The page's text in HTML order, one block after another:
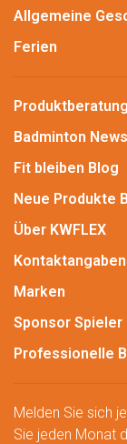
Allgemeine
Ferien
Badminton
Fit bleiben Blog
Neue Produkte
Über KWFLEX
Kontaktangaben
Marken
Sponsor Spieler
Professionelle
Melden Sie sich
Sie jeden Monat